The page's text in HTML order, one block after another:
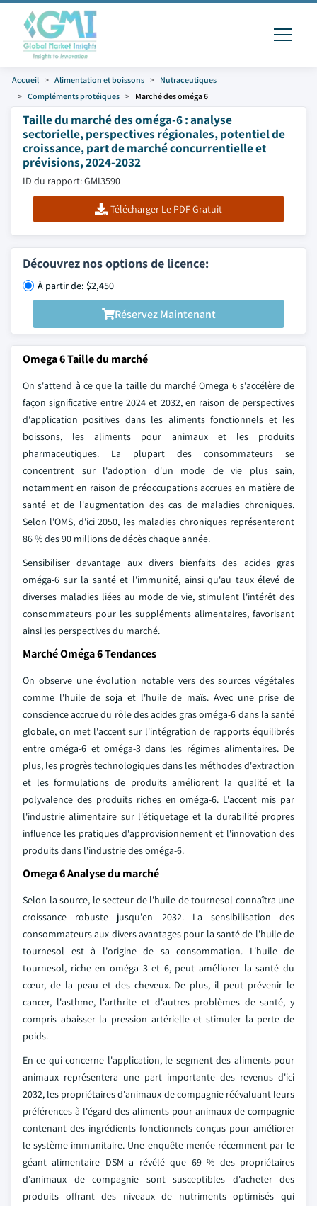
Accueil Alimentation et boissons
Nutraceutiques
Compléments protéiques
Marché des oméga 6
Taille du marché des oméga-6 : analyse
sectorielle, perspectives régionales, potentiel de
croissance, part de marché concurrentielle et
prévisions, 2024-2032
ID du rapport: GMI3590
Télécharger Le PDF Gratuit
Découvrez nos options de licence:
À partir de: $2,450
Réservez Maintenant
Omega 6 Taille du marché
On s'attend à ce que la taille du marché Omega 6 s'accélère de
façon significative entre 2024 et 2032, en raison de perspectives
d'application positives dans les aliments fonctionnels et les
boissons, les aliments pour animaux et les produits
pharmaceutiques. La plupart des consommateurs se
concentrent sur l'adoption d'un mode de vie plus sain,
notamment en raison de préoccupations accrues en matière de
santé et de l'augmentation des cas de maladies chroniques.
Selon l'OMS, d'ici 2050, les maladies chroniques représenteront
86 % des 90 millions de décès chaque année.
Sensibiliser davantage aux divers bienfaits des acides gras
oméga-6 sur la santé et l'immunité, ainsi qu'au taux élevé de
diverses maladies liées au mode de vie, stimulent l'intérêt des
consommateurs pour les suppléments alimentaires, favorisant
ainsi les perspectives du marché.
Marché Oméga 6 Tendances
On observe une évolution notable vers des sources végétales
comme l'huile de soja et l'huile de maïs. Avec une prise de
conscience accrue du rôle des acides gras oméga-6 dans la santé
globale, on met l'accent sur l'intégration de rapports équilibrés
entre oméga-6 et oméga-3 dans les régimes alimentaires. De
plus, les progrès technologiques dans les méthodes d'extraction
et les formulations de produits améliorent la qualité et la
polyvalence des produits riches en oméga-6. L'accent mis par
l'industrie alimentaire sur l'étiquetage et la durabilité propres
influence les pratiques d'approvisionnement et l'innovation des
produits dans l'industrie des oméga-6.
Omega 6 Analyse du marché
Selon la source, le secteur de l'huile de tournesol connaîtra une
croissance robuste jusqu'en 2032. La sensibilisation des
consommateurs aux divers avantages pour la santé de l'huile de
tournesol est à l'origine de sa consommation. L'huile de
tournesol, riche en oméga 3 et 6, peut améliorer la santé du
cœur, de la peau et des cheveux. De plus, il peut prévenir le
cancer, l'asthme, l'arthrite et d'autres problèmes de santé, y
compris abaisser la pression artérielle et stimuler la perte de
poids.
En ce qui concerne l'application, le segment des aliments pour
animaux représentera une part importante des revenus d'ici
2032, les propriétaires d'animaux de compagnie réévaluant leurs
préférences à l'égard des aliments pour animaux de compagnie
contenant des ingrédients fonctionnels conçus pour améliorer
le système immunitaire. Une enquête menée récemment par le
géant alimentaire DSM a révélé que 69 % des propriétaires
d'animaux de compagnie sont susceptibles d'acheter des
produits offrant des niveaux de nutriments optimisés qui